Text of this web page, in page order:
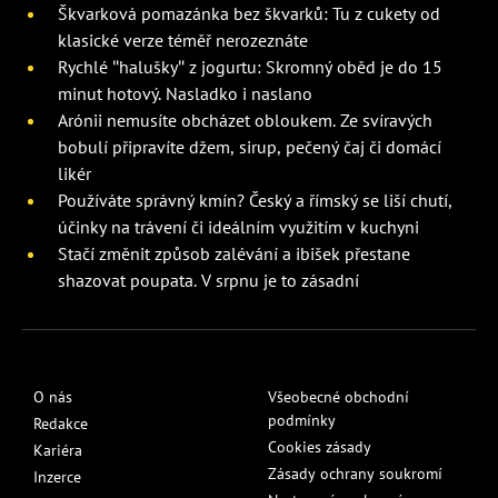
Škvarková pomazánka bez škvarků: Tu z cukety od
klasické verze téměř nerozeznáte
Rychlé "halušky" z jogurtu: Skromný oběd je do 15
minut hotový. Nasladko i naslano
Arónii nemusíte obcházet obloukem. Ze svíravých
bobulí připravíte džem, sirup, pečený čaj či domácí
likér
Používáte správný kmín? Český a římský se liší chutí,
účinky na trávení či ideálním využitím v kuchyni
Stačí změnit způsob zalévání a ibišek přestane
shazovat poupata. V srpnu je to zásadní
O nás
Redakce
Kariéra
Inzerce
Všeobecné obchodní
podmínky
Cookies zásady
Zásady ochrany soukromí